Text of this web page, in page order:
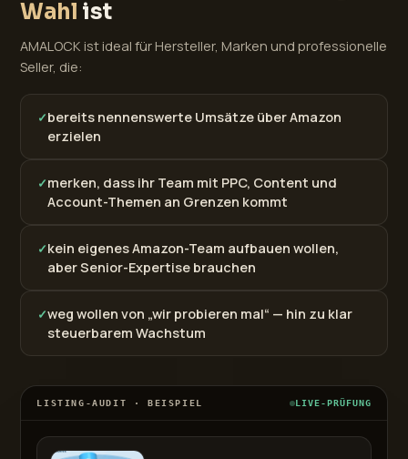
Wahl ist
AMALOCK ist ideal für Hersteller, Marken und professionelle
Seller, die:
✓bereits nennenswerte Umsätze über Amazon
erzielen
✓merken, dass ihr Team mit PPC, Content und
Account-Themen an Grenzen kommt
✓kein eigenes Amazon-Team aufbauen wollen,
aber Senior-Expertise brauchen
✓weg wollen von „wir probieren mal“ — hin zu klar
steuerbarem Wachstum
LISTING-AUDIT · BEISPIEL LIVE-PRÜFUNG